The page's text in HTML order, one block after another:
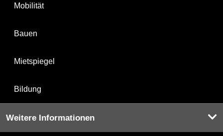
Mobilität
Bauen
Mietspiegel
Bildung
Weitere Informationen